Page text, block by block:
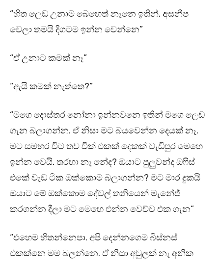
“හිත ලෙඩ උනාම බෙහෙත් නෑනෙ ඉතින්. අසනීප
වෙලා තමයි දිගටම ඉන්න වෙන්නෙ”
“ඒ උනාට කමක් නෑ”
“ඇයි කමක් නැත්තෙ?”
“මගෙ දොස්තර නෝනා ඉන්නවනෙ ඉතින් මගෙ ලෙඩ
ගැන බලාගන්න. ඒ නිසා මට බයවෙන්න දෙයක් නෑ.
මට සමහර විට තව වීක් එකක් දෙකක් වැඩිපුර මෙහෙ
ඉන්න වෙයි. තරහා නෑ නේද? ඔයාට පුලුවන්ද ඔෆිස්
එකේ වැඩ ටික ඔක්කොම බලාගන්න? මට මාර දුකයි
ඔයාට මේ ඔක්කොම දේවල් තනියෙන් මැනේජ්
කරගන්න දීලා මට මෙහෙ එන්න වෙච්ච එක ගැන”
“එහෙම හිතන්නෙපා. අපි දෙන්නගෙම බිස්නස්
එකක්නෙ මම බලන්නෙ. ඒ නිසා අවුලක් නෑ අනික